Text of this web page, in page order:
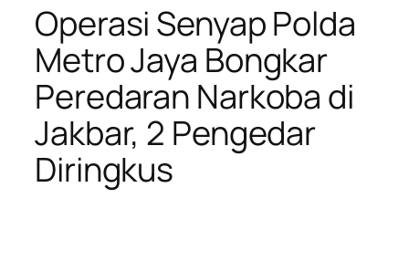
Operasi Senyap Polda
Metro Jaya Bongkar
Peredaran Narkoba di
Jakbar, 2 Pengedar
Diringkus